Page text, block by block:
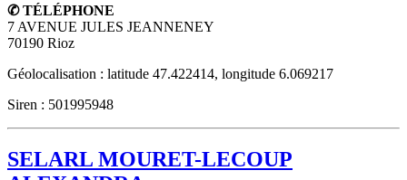
✆ TÉLÉPHONE
7 AVENUE JULES JEANNENEY
70190 Rioz
Géolocalisation : latitude 47.422414, longitude 6.069217
Siren : 501995948
SELARL MOURET-LECOUP